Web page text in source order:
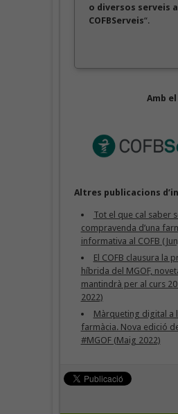
o diversos serveis
COFBServeis“.
Amb
Altres publicacions
Tot el que cal saber
compravenda d’una
informativa al COFB
El COFB clausura la
híbrida del MGOF,
mantindrà per al curs
2022)
Màrqueting digital a
farmàcia. Nova edició
#MGOF (Maig 2022)